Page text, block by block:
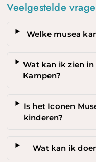
Veelgestelde
Welke musea
Wat kan ik zien
Kampen?
Is het Iconen
kinderen?
Wat kan ik